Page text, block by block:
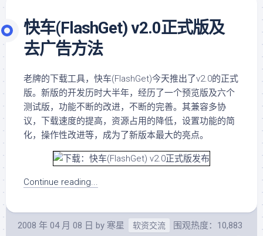
快车(FlashGet) v2.0正式版及
去广告方法
老牌的下载工具，快车(FlashGet)今天推出了v2.0的正式
版。新版的开发历时大半年，经历了一个预览版及六个
测试版，功能不断的改进，不断的完善。其兼容多协
议，下载速度的提高，资源占用的降低，设置功能的简
化，操作性改进等，成为了新版本最大的亮点。
Continue reading...
2008 年 04 月 08 日 by 寒星 软资交流
围观热度：10,883